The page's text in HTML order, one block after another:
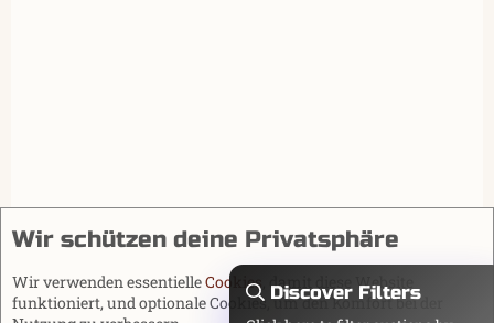
Discover Filters
Wir schützen deine Privatsphäre
Wir verwenden essentielleCookies , damit diese Website
funktioniert, und optionale Cookies, um den Komfort bei der